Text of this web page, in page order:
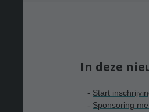
In deze
- Start
- Sponsoring